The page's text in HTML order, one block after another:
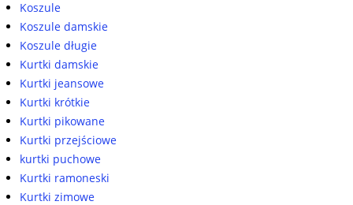
Koszule
Koszule damskie
Koszule długie
Kurtki damskie
Kurtki jeansowe
Kurtki krótkie
Kurtki pikowane
Kurtki przejściowe
kurtki puchowe
Kurtki ramoneski
Kurtki zimowe